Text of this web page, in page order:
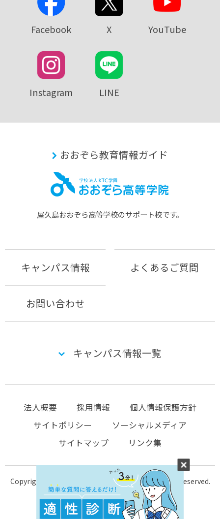
Facebook X YouTube
Instagram LINE
おおぞら教育情報ガイド
屋久島おおぞら⾼等学校のサポート校です。
キャンパス情報 よくあるご質問
お問い合わせ
キャンパス情報一覧
法人概要 採用情報
個人情報保護方針
サイトポリシー
ソーシャルメディア
サイトマップ
リンク集
Copyright © 2004-2026 KTC-school.com All Rights Reserved.